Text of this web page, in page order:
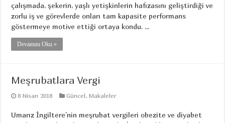
çalışmada, şekerin, yaşlı yetişkinlerin hafızasını geliştirdiği ve
zorlu iş ve görevlerde onları tam kapasite performans
göstermeye motive ettiği ortaya kondu. ...
Devamını Oku »
Meşrubatlara Vergi
8 Nisan 2018 Güncel,Makaleler
Umarız İngiltere’nin meşrubat vergileri obezite ve diyabet